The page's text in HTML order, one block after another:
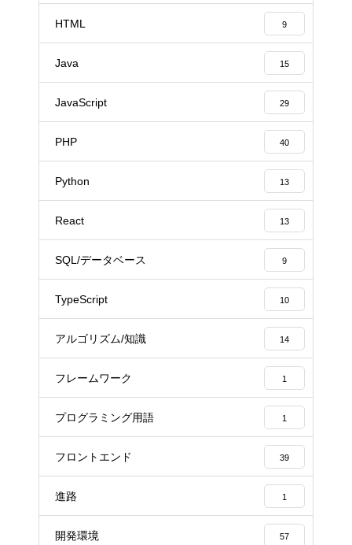
HTML 9
Java 15
JavaScript 29
PHP 40
Python 13
React 13
SQL/データベース 9
TypeScript 10
アルゴリズム/知識 14
フレームワーク 1
プログラミング用語 1
フロントエンド 39
進路 1
開発環境 57